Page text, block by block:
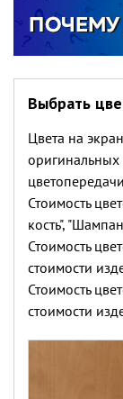
Выбрать
Цвета на
оригинальных
Стоимость
кость",
Стоимость
стоимости
Стоимость
стоимости